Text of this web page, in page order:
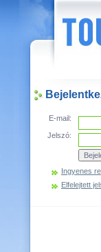
E-mail:
Jelszó:
Ingyenes
Elfelejtett